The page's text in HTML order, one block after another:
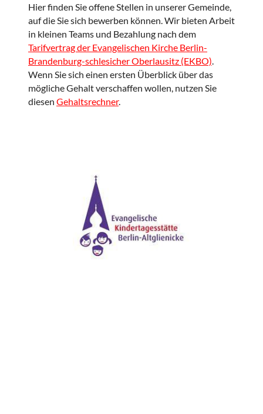
Hier finden Sie offene Stellen in unserer Gemeinde,
auf die Sie sich bewerben können. Wir bieten Arbeit
in kleinen Teams und Bezahlung nach dem
Tarifvertrag der Evangelischen Kirche Berlin-
Brandenburg-schlesicher Oberlausitz (EKBO).
Wenn Sie sich einen ersten Überblick über das
mögliche Gehalt verschaffen wollen, nutzen Sie
diesen Gehaltsrechner.